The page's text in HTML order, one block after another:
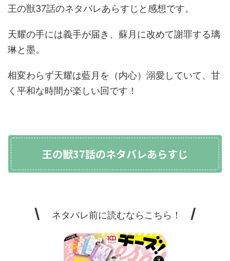
王の獣37話のネタバレあらすじと感想です。
天耀の手には義手が届き、蘇月に改めて謝罪する璃
琳と墨。
相変わらず天耀は藍月を（内心）溺愛していて、甘
く平和な時間が楽しい回です！
王の獣37話のネタバレあらすじ
\ ネタバレ前に読むならこちら！ /